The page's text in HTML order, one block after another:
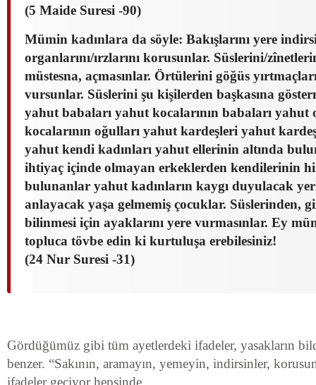
(5 Maide Suresi -90)
Mümin kadınlara da söyle: Bakışlarını yere
organlarını/ırzlarını korusunlar. Süslerini/
müstesna, açmasınlar. Örtülerini göğüs
vursunlar. Süslerini şu kişilerden başkasına
yahut babaları yahut kocalarının babaları yahut
kocalarının oğulları yahut kardeşleri yahut
yahut kendi kadınları yahut ellerinin altında
ihtiyaç içinde olmayan erkeklerden kendilerinin
bulunanlar yahut kadınların kaygı duyulacak
anlayacak yaşa gelmemiş çocuklar. Süslerinden,
bilinmesi için ayaklarını yere vurmasınlar. Ey
topluca tövbe edin ki kurtuluşa erebilesiniz!
(24 Nur Suresi -31)
Gördüğümüz gibi tüm ayetlerdeki ifadeler, yasakların
benzer. “Sakının, aramayın, yemeyin, indirsinler,
ifadeler geçiyor hepsinde.